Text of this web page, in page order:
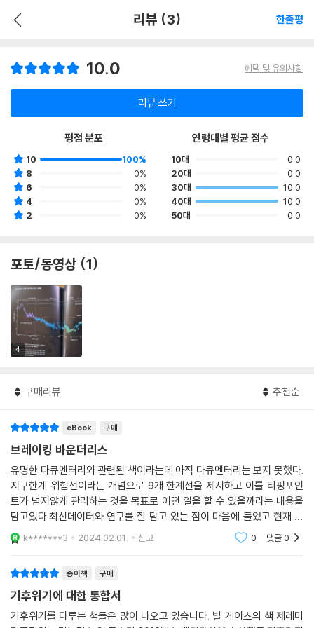
리뷰 (3) 한줄평
10.0 혜택 및 유의사항
리뷰 쓰기
평점 분포
10
100%
8
0%
6
0%
4
0%
2
0%
연령대별 평균 점수
10대
0.0
20대
0.0
30대
10.0
40대
10.0
50대
0.0
포토/동영상 (1)
4
구매리뷰 추천순
eBook 구매
브레이킹 바운더리스
유명한 다큐멘터리와 관련된 책이라는데 아직 다큐멘터리는 보지 못했다.
지구한계 위험선이라는 개념으로 9개 한계선을 제시하고 이를 티핑포인
트가 넘지않게 관리하는 것을 목표로 어떤 일을 할 수 있을까라는 내용을
담고있다.최신데이터와 연구를 잘 담고 있는 점이 마음에 들었고 현재 상
태뿐만 아니라 나아가야 할 방향에 대해서도 이야기하고 있어서 귀한 책이
었다.
k*******3 2024.02.01. 신고 0 댓글0
종이책 구매
기후위기에 대한 통합서
기후위기를 다루는 책들은 많이 나오고 있습니다. 빌 게이츠의 책 제레미